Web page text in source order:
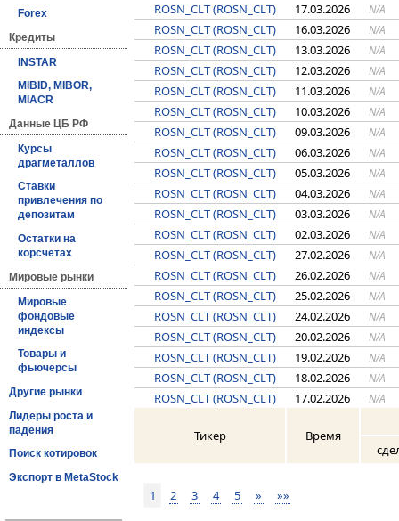
Forex
Кредиты
INSTAR
MIBID, MIBOR,
MIACR
Данные ЦБ РФ
Курсы
драгметаллов
Ставки
привлечения по
депозитам
Остатки на
корсчетах
Мировые рынки
Мировые
фондовые
индексы
Товары и
фьючерсы
Другие рынки
Лидеры роста и
падения
Поиск котировок
Экспорт в MetaStock
ROSN_CLT (ROSN_CLT)
17.03.2026 N/A
ROSN_CLT (ROSN_CLT) 16.03.2026 N/A
ROSN_CLT (ROSN_CLT) 13.03.2026 N/A
ROSN_CLT (ROSN_CLT) 12.03.2026 N/A
ROSN_CLT (ROSN_CLT) 11.03.2026 N/A
ROSN_CLT (ROSN_CLT) 10.03.2026 N/A
ROSN_CLT (ROSN_CLT) 09.03.2026 N/A
ROSN_CLT (ROSN_CLT) 06.03.2026 N/A
ROSN_CLT (ROSN_CLT) 05.03.2026 N/A
ROSN_CLT (ROSN_CLT) 04.03.2026 N/A
ROSN_CLT (ROSN_CLT) 03.03.2026 N/A
ROSN_CLT (ROSN_CLT) 02.03.2026 N/A
ROSN_CLT (ROSN_CLT) 27.02.2026 N/A
ROSN_CLT (ROSN_CLT) 26.02.2026 N/A
ROSN_CLT (ROSN_CLT) 25.02.2026 N/A
ROSN_CLT (ROSN_CLT) 24.02.2026 N/A
ROSN_CLT (ROSN_CLT) 20.02.2026 N/A
ROSN_CLT (ROSN_CLT) 19.02.2026 N/A
ROSN_CLT (ROSN_CLT) 18.02.2026 N/A
ROSN_CLT (ROSN_CLT) 17.02.2026 N/A
Тикер
Время
1 2 3 4 5 » »»